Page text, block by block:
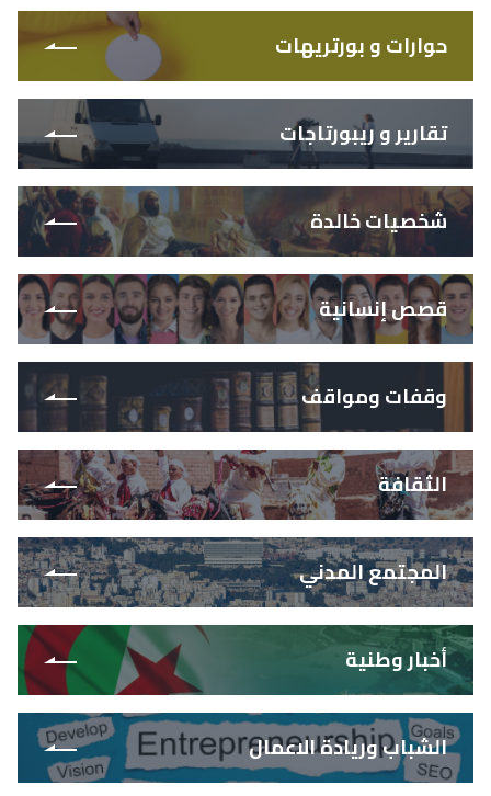
حوارات و بورتريهات
تقارير و ريبورتاجات
شخصيات خالدة
قصص إنسانية
وقفات ومواقف
الثقافة
المجتمع المدني
أخبار وطنية
الشباب وريادة الاعمال